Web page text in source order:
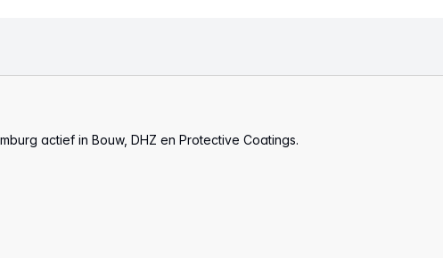
actief in Bouw, DHZ en Protective Coatings.